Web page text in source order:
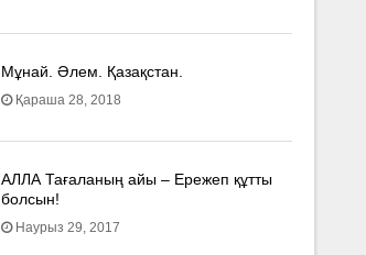
Мұнай. Әлем. Қазақстан.
Қараша 28, 2018
АЛЛА Тағаланың айы – Ережеп құтты
болсын!
Наурыз 29, 2017